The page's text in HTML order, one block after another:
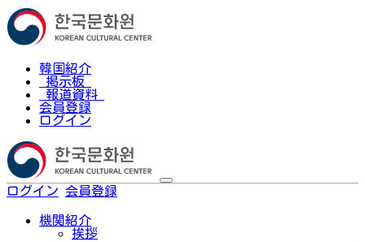
韓国紹介
掲示板
報道資料
会員登録
ログイン
ログイン 会員登録
機関紹介
挨拶